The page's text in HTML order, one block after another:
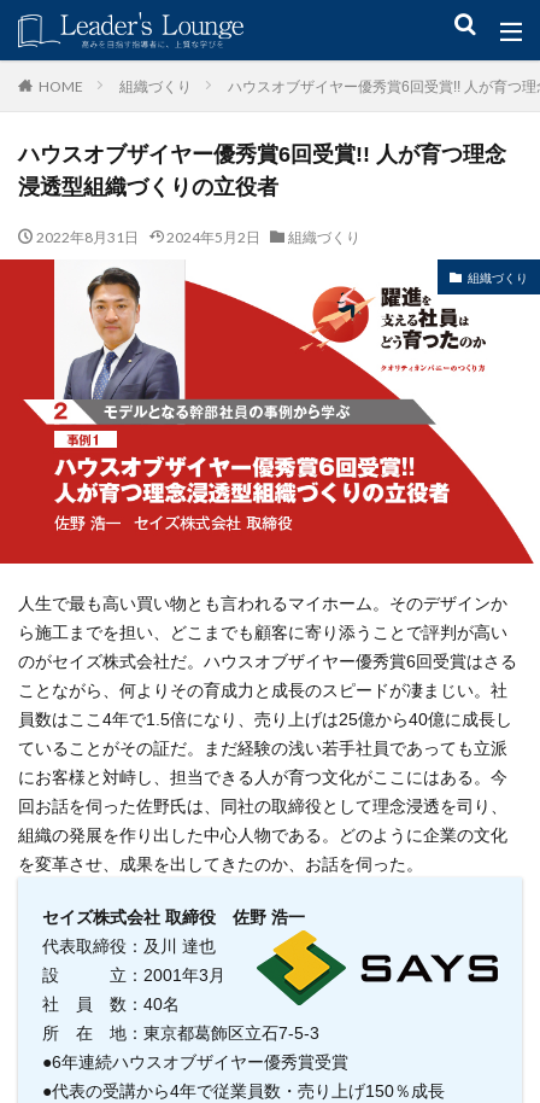
HOME 組織づくり ハウスオブザイヤー優秀賞6回受賞!! 人が育つ
ハウスオブザイヤー優秀賞6回受賞!! 人が育つ理念
浸透型組織づくりの立役者
2022年8月31日 2024年5月2日 組織づくり
組織づくり
人生で最も高い買い物とも言われるマイホーム。そのデザインか
ら施工までを担い、どこまでも顧客に寄り添うことで評判が高い
のがセイズ株式会社だ。ハウスオブザイヤー優秀賞6回受賞はさる
ことながら、何よりその育成力と成長のスピードが凄まじい。社
員数はここ4年で1.5倍になり、売り上げは25億から40億に成長し
ていることがその証だ。まだ経験の浅い若手社員であっても立派
にお客様と対峙し、担当できる人が育つ文化がここにはある。今
回お話を伺った佐野氏は、同社の取締役として理念浸透を司り、
組織の発展を作り出した中心人物である。どのように企業の文化
を変革させ、成果を出してきたのか、お話を伺った。
セイズ株式会社 取締役 佐野 浩一
代表取締役：及川 達也
設 立：2001年3月
社 員 数：40名
所 在 地：東京都葛飾区立石7-5-3
●6年連続ハウスオブザイヤー優秀賞受賞
●代表の受講から4年で従業員数・売り上げ150％成長
キーワード
青木仁志 モチベーションアップ 後継者育成 事業承継
カテゴリー
タグ
組織力 目標設定 社会貢献
事業戦略
人材育成
検索